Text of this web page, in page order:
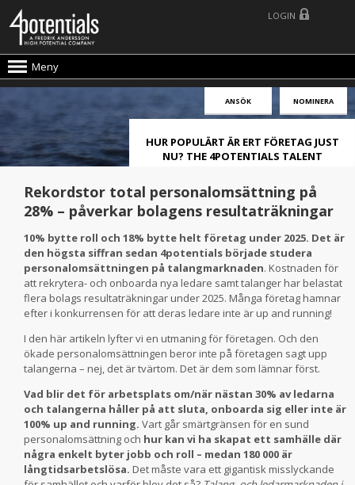
Meny
LOGIN
ANSÖK NOMINERA
HUR POPULÄRT ÄR ERT FÖRETAG JUST
NU? THE 4POTENTIALS TALENT
Rekordstor total personalomsättning på
28% – påverkar bolagens resultaträkningar
10% bytte roll och 18% bytte helt företag under 2025. Det är
den högsta siffran sedan 4potentials började studera
personalomsättningen på talangmarknaden. Kostnaden för
att rekrytera- och onboarda nya ledare samt talanger har belastat
flera bolags resultaträkningar under 2025. Många företag hamnar
efter i konkurrensen för att deras ledare inte är up and running!
I den här artikeln lyfter vi en utmaning för företagen. Och den
ökade personalomsättningen beror inte på företagen sagt upp
talangerna – nej, det är tvärtom. Det är dem som lämnar först.
Vad blir det för arbetsplats om/när nästan 30% av ledarna
och talangerna håller på att sluta, onboarda sig eller inte är
100% up and running. Vart går smärtgränsen för en sund
personalomsättning och hur kan vi ha skapat ett samhälle där
några enkelt byter jobb och roll – medan 180 000 är
långtidsarbetslösa. Det måste vara ett gigantisk misslyckande